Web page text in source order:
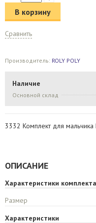
В корзину
Сравнить
Производитель: ROLY POLY
Наличие
Основной склад
3332 Комплект для
ОПИСАНИЕ
Характеристики
Размер
Характеристики